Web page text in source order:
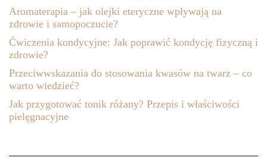
Aromaterapia – jak olejki eteryczne wpływają na
zdrowie i samopoczucie?
Ćwiczenia kondycyjne: Jak poprawić kondycję fizyczną i
zdrowie?
Przeciwwskazania do stosowania kwasów na twarz – co
warto wiedzieć?
Jak przygotować tonik różany? Przepis i właściwości
pielęgnacyjne